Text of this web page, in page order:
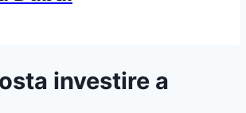
investire a